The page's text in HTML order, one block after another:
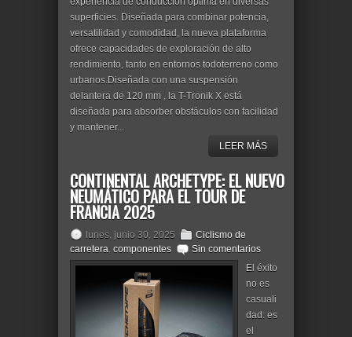
superficies. Diseñada para combinar potencia,
versatilidad y comodidad, la nueva plataforma
ofrece capacidades de exploración de alto
rendimiento, tanto en entornos todoterreno como
urbanos.Diseñada con una suspensión
delantera de 120 mm , la T-Tronik X está
diseñada para absorber obstáculos con facilidad
y mantener...
LEER MÁS
CONTINENTAL ARCHETYPE: EL NUEVO
NEUMÁTICO PARA EL TOUR DE
FRANCIA 2025
lunes, junio 30, 2025
Ciclismo de
carretera, componentes
Sin comentarios
El éxito
no es
casuali
dad: es
el